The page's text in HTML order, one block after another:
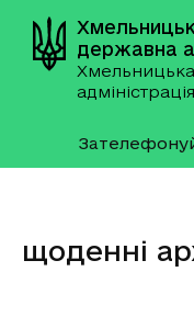
державна
адміністрація
щоденні